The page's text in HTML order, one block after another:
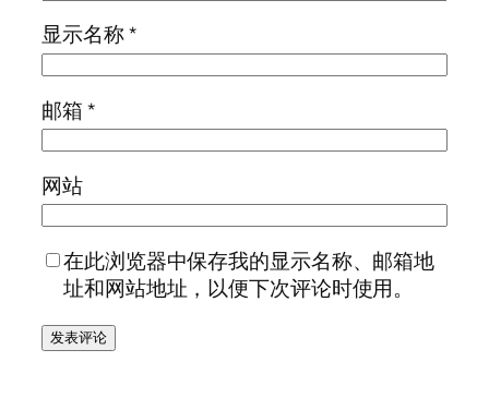
显示名称*
邮箱*
网站
在此浏览器中保存我的显示名称、邮箱地
址和网站地址，以便下次评论时使用。